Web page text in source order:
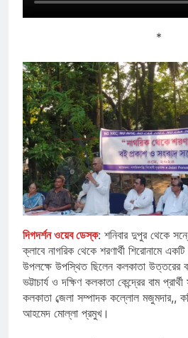
*
দিগদর্শন ওয়েব ডেস্ক: শনিবার দুপুর থেকে
ক্লাবে নাগরিক থেকে শরণার্থী শিরোনামে
উপলক্ষে উপস্থিত ছিলেন কলকাতা উত্তরের
ভট্টাচার্য ও দক্ষিণ কলকাতা কেন্দ্রের বাম
কলকাতা ব্জেলা সম্পাদক কল্লোল মজুমদার,,
আহমেদ মোল্লা প্রমুখ।